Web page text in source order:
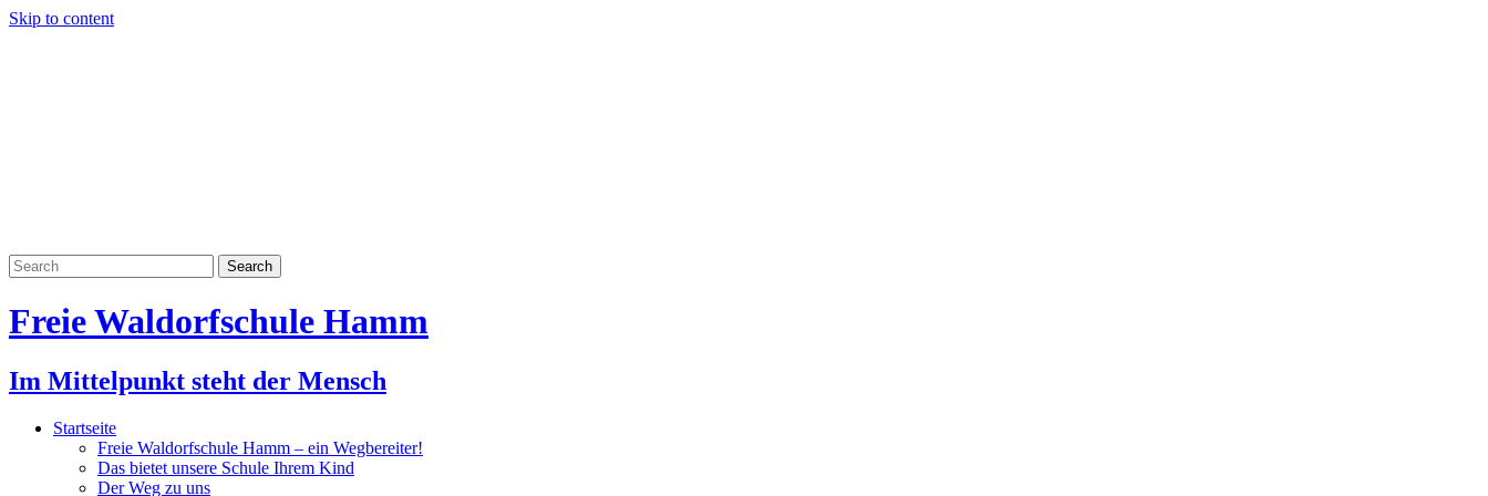
Skip to content
Das bietet unsere Schule Ihrem Kind
Der Weg zu uns
Die Waldorfpädagogik
Unterricht
Mittelstufe Klasse 5 – 8
2022 – Paddeltour
Oberstufe Klasse 9 – 13
10. Klasse – Vermessungspraktikum